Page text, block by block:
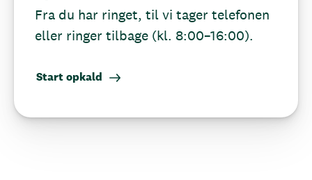
Fra du har ringet, til vi tager telefonen
eller ringer tilbage (kl. 8:00–16:00).
Start opkald